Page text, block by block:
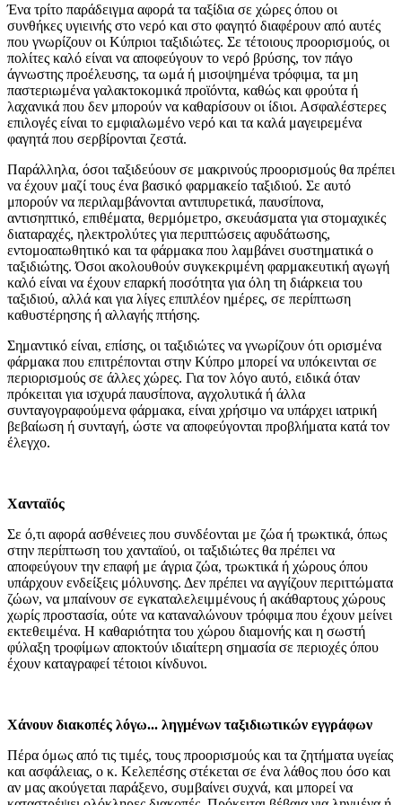
Ένα τρίτο παράδειγμα αφορά τα ταξίδια σε χώρες όπου οι
συνθήκες υγιεινής στο νερό και στο φαγητό διαφέρουν από αυτές
που γνωρίζουν οι Κύπριοι ταξιδιώτες. Σε τέτοιους προορισμούς, οι
πολίτες καλό είναι να αποφεύγουν το νερό βρύσης, τον πάγο
άγνωστης προέλευσης, τα ωμά ή μισοψημένα τρόφιμα, τα μη
παστεριωμένα γαλακτοκομικά προϊόντα, καθώς και φρούτα ή
λαχανικά που δεν μπορούν να καθαρίσουν οι ίδιοι. Ασφαλέστερες
επιλογές είναι το εμφιαλωμένο νερό και τα καλά μαγειρεμένα
φαγητά που σερβίρονται ζεστά.
Παράλληλα, όσοι ταξιδεύουν σε μακρινούς προορισμούς θα πρέπει
να έχουν μαζί τους ένα βασικό φαρμακείο ταξιδιού. Σε αυτό
μπορούν να περιλαμβάνονται αντιπυρετικά, παυσίπονα,
αντισηπτικό, επιθέματα, θερμόμετρο, σκευάσματα για στομαχικές
διαταραχές, ηλεκτρολύτες για περιπτώσεις αφυδάτωσης,
εντομοαπωθητικό και τα φάρμακα που λαμβάνει συστηματικά ο
ταξιδιώτης. Όσοι ακολουθούν συγκεκριμένη φαρμακευτική αγωγή
καλό είναι να έχουν επαρκή ποσότητα για όλη τη διάρκεια του
ταξιδιού, αλλά και για λίγες επιπλέον ημέρες, σε περίπτωση
καθυστέρησης ή αλλαγής πτήσης.
Σημαντικό είναι, επίσης, οι ταξιδιώτες να γνωρίζουν ότι ορισμένα
φάρμακα που επιτρέπονται στην Κύπρο μπορεί να υπόκεινται σε
περιορισμούς σε άλλες χώρες. Για τον λόγο αυτό, ειδικά όταν
πρόκειται για ισχυρά παυσίπονα, αγχολυτικά ή άλλα
συνταγογραφούμενα φάρμακα, είναι χρήσιμο να υπάρχει ιατρική
βεβαίωση ή συνταγή, ώστε να αποφεύγονται προβλήματα κατά τον
έλεγχο.
Χανταϊός
Σε ό,τι αφορά ασθένειες που συνδέονται με ζώα ή τρωκτικά, όπως
στην περίπτωση του χανταϊού, οι ταξιδιώτες θα πρέπει να
αποφεύγουν την επαφή με άγρια ζώα, τρωκτικά ή χώρους όπου
υπάρχουν ενδείξεις μόλυνσης. Δεν πρέπει να αγγίζουν περιττώματα
ζώων, να μπαίνουν σε εγκαταλελειμμένους ή ακάθαρτους χώρους
χωρίς προστασία, ούτε να καταναλώνουν τρόφιμα που έχουν μείνει
εκτεθειμένα. Η καθαριότητα του χώρου διαμονής και η σωστή
φύλαξη τροφίμων αποκτούν ιδιαίτερη σημασία σε περιοχές όπου
έχουν καταγραφεί τέτοιοι κίνδυνοι.
Χάνουν διακοπές λόγω... ληγμένων ταξιδιωτικών εγγράφων
Πέρα όμως από τις τιμές, τους προορισμούς και τα ζητήματα υγείας
και ασφάλειας, ο κ. Κελεπέσης στέκεται σε ένα λάθος που όσο και
αν μας ακούγεται παράξενο, συμβαίνει συχνά, και μπορεί να